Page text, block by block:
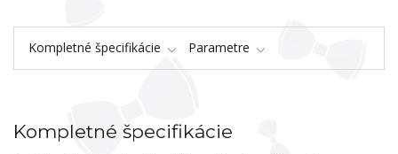
Kompletné špecifikácie Parametre
Kompletné špecifikácie